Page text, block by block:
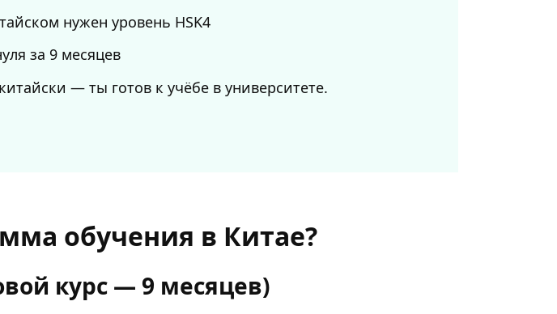
нужен уровень HSK4
за 9 месяцев
— ты готов к учёбе в университете.
обучения в Китае?
курс — 9 месяцев)